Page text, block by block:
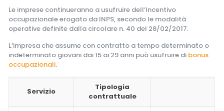
Le imprese continueranno a usufruire dell’Incentivo
occupazionale erogato da INPS, secondo le modalità
operative definite dalla circolare n. 40 del 28/02/2017.
L’impresa che assume con contratto a tempo determinato o
indeterminato giovani dai 15 ai 29 anni può usufruire di bonus
occupazionali.
Servizio
Tipologia
contrattuale